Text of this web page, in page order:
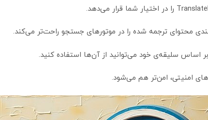
محتوای ترجمه شده را در موتورهای جستجو راحت‌تر می‌کند.
بر اساس سلیقه‌ی خود می‌توانید از آن‌ها استفاده کنید.
امنیتی، امن‌تر هم می‌شود.